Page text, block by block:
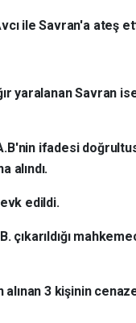
ile Savran'a ateş
yaralanan Savran
ifadesi
alındı.
edildi.
çıkarıldığı
3 kişinin